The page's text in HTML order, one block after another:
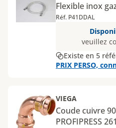
Flexible inox
Réf. P41DDAL
veuillez
Existe en 5
PRIX PERSO,
VIEGA
Coude cuivre
PROFIPRESS